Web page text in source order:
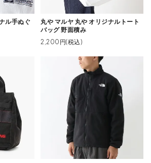
ル手ぬぐ
丸や マルヤ 丸や オリジナルトート
バッグ 野面積み
2,200円(税込)